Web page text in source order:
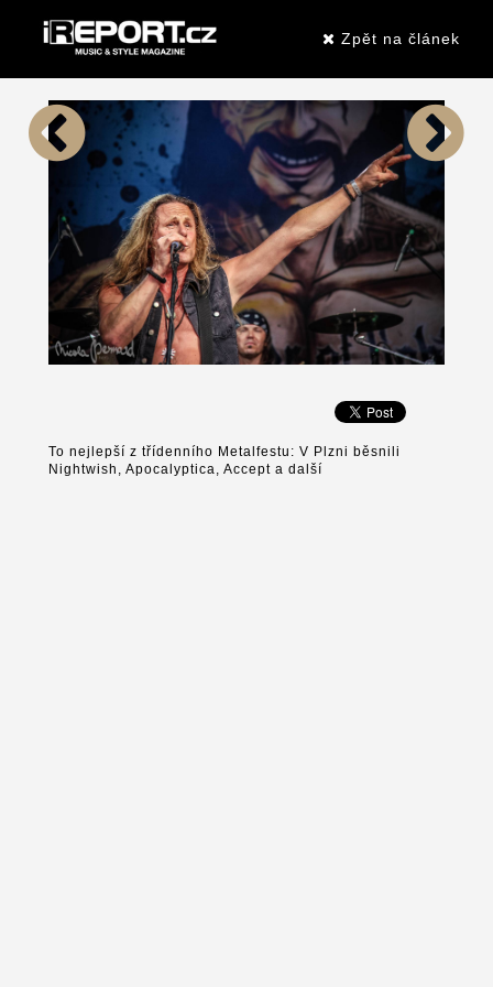
Zpět na článek
To nejlepší z třídenního Metalfestu: V Plzni běsnili
Nightwish, Apocalyptica, Accept a další